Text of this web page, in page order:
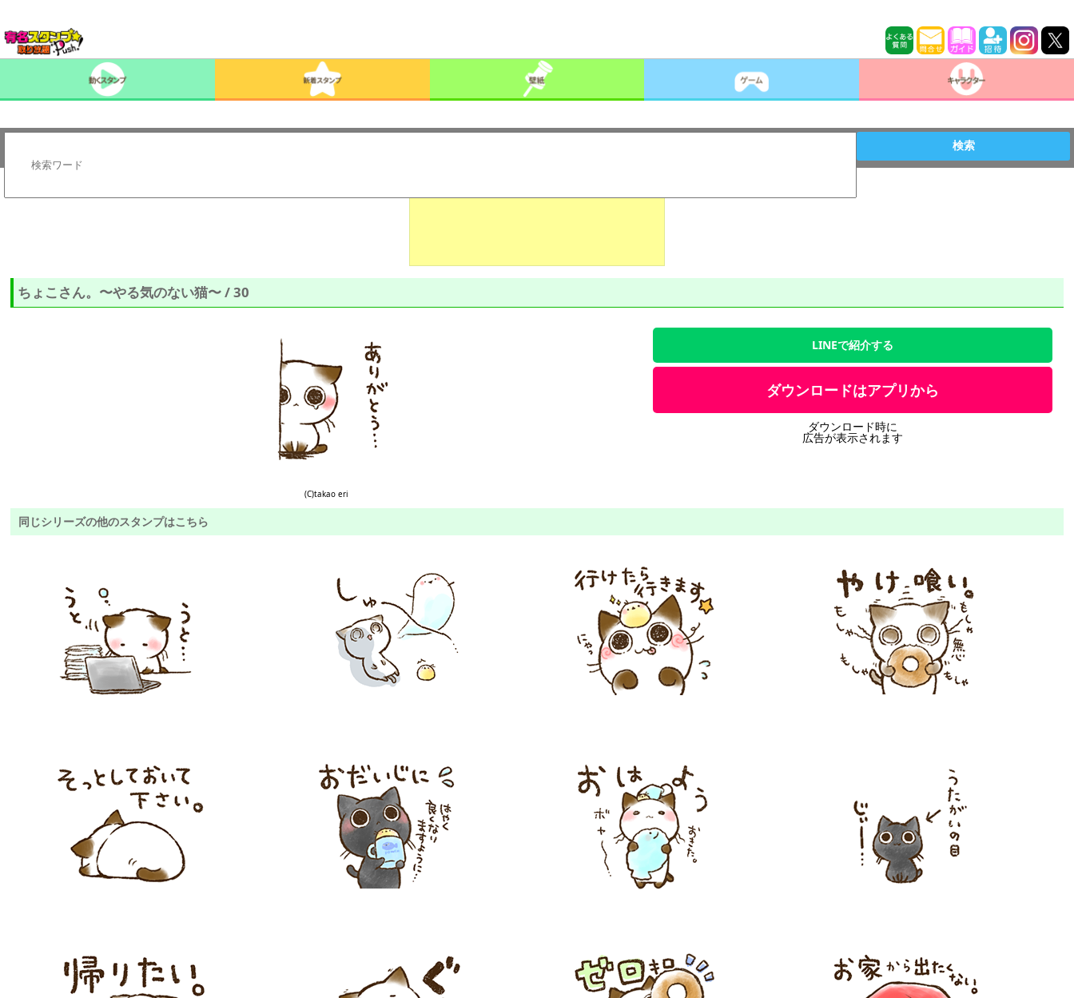
検索
ちょこさん。〜やる気のない猫〜 / 30
(C)takao eri
LINEで紹介する
ダウンロードはアプリから
ダウンロード時に
広告が表示されます
同じシリーズの他のスタンプはこちら